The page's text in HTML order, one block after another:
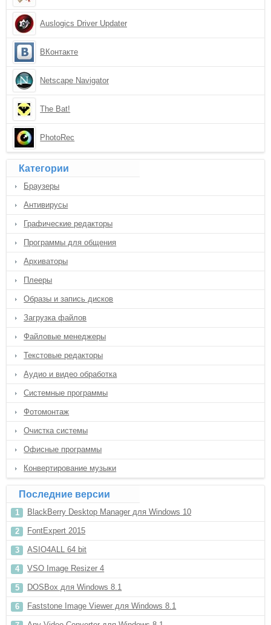
Auslogics Driver Updater
ВКонтакте
Netscape Navigator
The Bat!
PhotoRec
Категории
Браузеры
Антивирусы
Графические редакторы
Программы для общения
Архиваторы
Плееры
Образы и запись дисков
Загрузка файлов
Файловые менеджеры
Текстовые редакторы
Аудио и видео обработка
Системные программы
Фотомонтаж
Очистка системы
Офисные программы
Конвертирование музыки
Последние версии
BlackBerry Desktop Manager для Windows 10
FontExpert 2015
ASIO4ALL 64 bit
VSO Image Resizer 4
DOSBox для Windows 8.1
Faststone Image Viewer для Windows 8.1